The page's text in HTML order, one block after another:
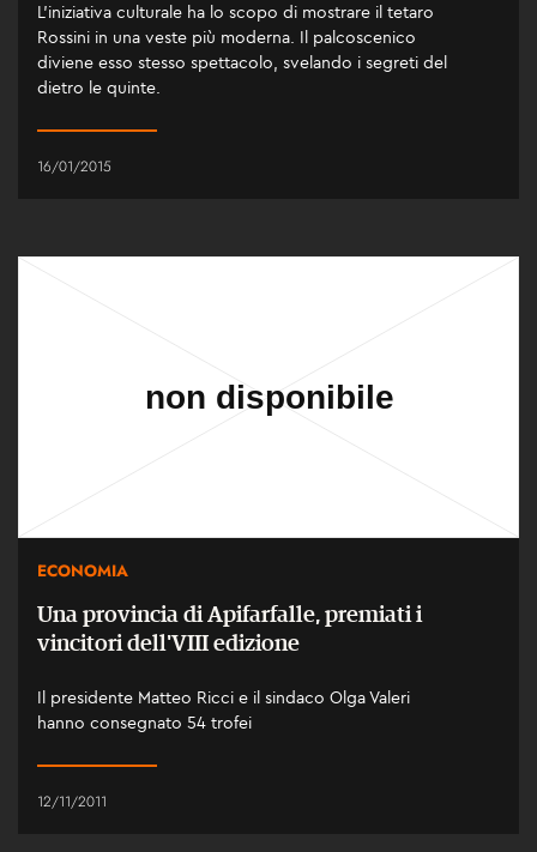
L'iniziativa culturale ha lo scopo di mostrare il tetaro
Rossini in una veste più moderna. Il palcoscenico
diviene esso stesso spettacolo, svelando i segreti del
dietro le quinte.
16/01/2015
ECONOMIA
Una provincia di Apifarfalle, premiati i
vincitori dell'VIII edizione
Il presidente Matteo Ricci e il sindaco Olga Valeri
hanno consegnato 54 trofei
12/11/2011